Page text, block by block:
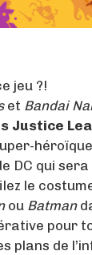
jeu ?!
et Bandai
Justice
DC qui
le
ou Batman
pour
plans de